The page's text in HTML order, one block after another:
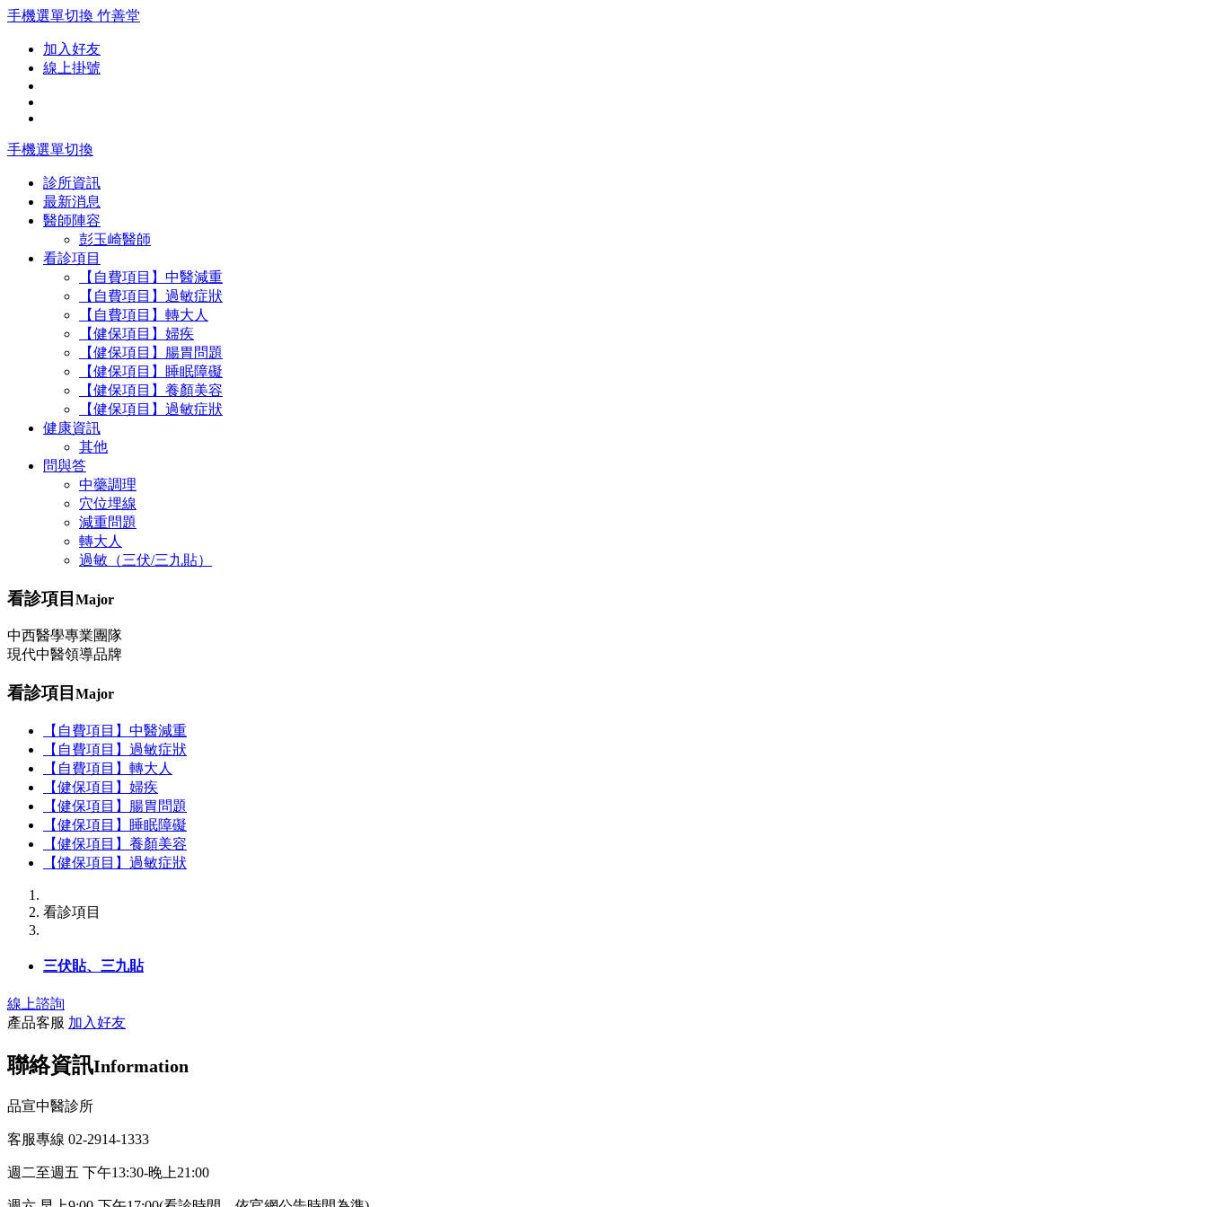
手機選單切換 竹善堂
加入好友
線上掛號
手機選單切換
診所資訊
最新消息
醫師陣容
彭玉崎醫師
看診項目
【自費項目】中醫減重
【自費項目】過敏症狀
【自費項目】轉大人
【健保項目】婦疾
【健保項目】腸胃問題
【健保項目】睡眠障礙
【健保項目】養顏美容
【健保項目】過敏症狀
健康資訊
其他
問與答
中藥調理
穴位埋線
減重問題
轉大人
過敏（三伏/三九貼）
看診項目 Major
中西醫學專業團隊
現代中醫領導品牌
看診項目 Major
【自費項目】中醫減重
【自費項目】過敏症狀
【自費項目】轉大人
【健保項目】婦疾
【健保項目】腸胃問題
【健保項目】睡眠障礙
【健保項目】養顏美容
【健保項目】過敏症狀
看診項目
三伏貼、三九貼
線上諮詢
產品客服 加入好友
聯絡資訊Information
品宣中醫診所
客服專線 02-2914-1333
週二至週五 下午13:30-晚上21:00